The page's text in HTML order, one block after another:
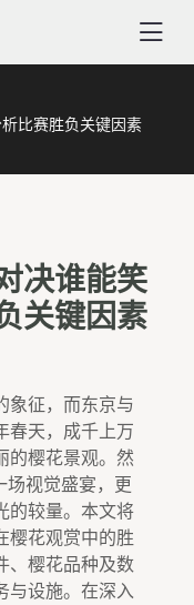
比赛胜负关键因素
决谁能笑
关键因素
象征，而东京与
春天，成千上万
的樱花景观。然
场视觉盛宴，更
的较量。本文将
樱花观赏中的胜
、樱花品种及数
与设施。在深入